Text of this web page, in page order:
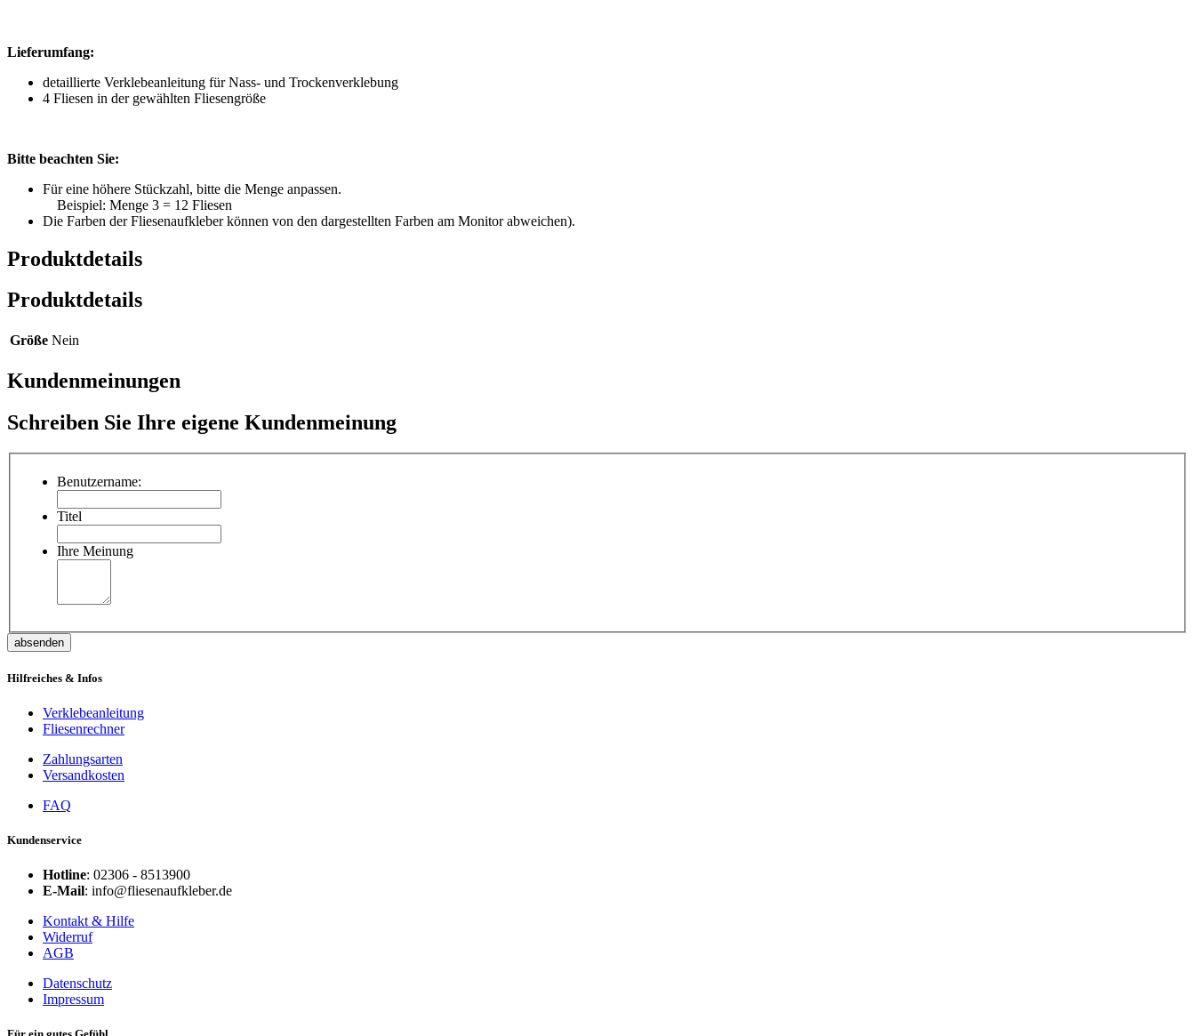
Lieferumfang:
detaillierte Verklebeanleitung für Nass- und Trockenverklebung
4 Fliesen in der gewählten Fliesengröße
Bitte beachten Sie:
Für eine höhere Stückzahl, bitte die Menge anpassen.
Beispiel: Menge 3 = 12 Fliesen
Die Farben der Fliesenaufkleber können von den dargestellten Farben am Monitor abweichen).
Produktdetails
Produktdetails
Größe Nein
Kundenmeinungen
Schreiben Sie Ihre eigene Kundenmeinung
Benutzername:
Titel
Ihre Meinung
absenden
Hilfreiches & Infos
Verklebeanleitung
Fliesenrechner
Zahlungsarten
Versandkosten
FAQ
Kundenservice
Hotline: 02306 - 8513900
E-Mail: info@fliesenaufkleber.de
Kontakt & Hilfe
Widerruf
AGB
Datenschutz
Impressum